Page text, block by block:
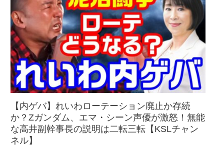
【内ゲバ】れいわローテーション廃止か存続
か？Zガンダム、エマ・シーン声優が激怒！無能
な高井副幹事長の説明は二転三転【KSLチャン
ネル】